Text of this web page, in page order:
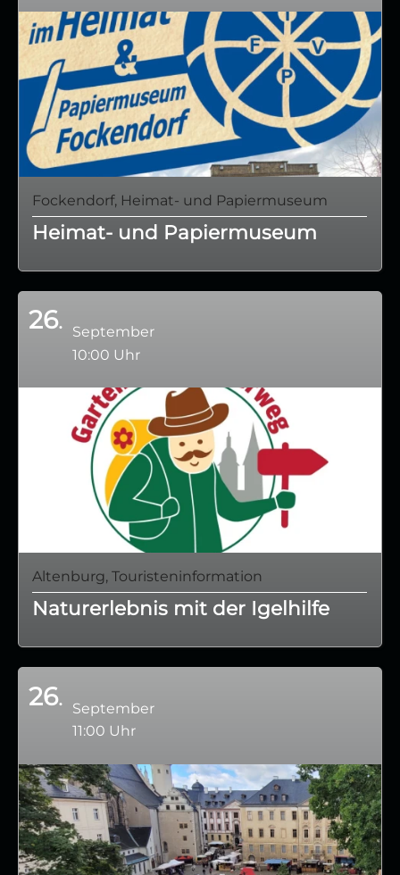
Fockendorf, Heimat- und Papiermuseum
Heimat- und Papiermuseum
26
September
10:00 Uhr
Altenburg, Touristeninformation
Naturerlebnis mit der Igelhilfe
26
September
11:00 Uhr